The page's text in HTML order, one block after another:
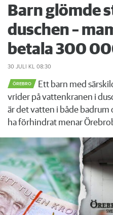
Barn glömde
duschen –
betala 300
30 JULI KL 08:30
ÖREBRO
Ett barn med
vrider på vattenkranen i
är det vatten i både
ha förhindrat menar